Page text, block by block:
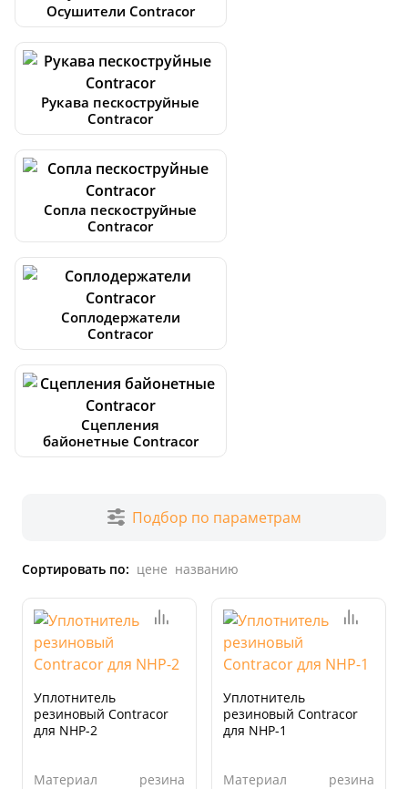
Осушители Contracor
Рукава пескоструйные
Contracor
Сопла пескоструйные
Contracor
Соплодержатели
Contracor
Сцепления
байонетные Contracor
Подбор по параметрам
Сортировать по: цене названию
Уплотнитель
резиновый Contracor
для NHP-2
Материал резина
Уплотнитель
резиновый Contracor
для NHP-1
Материал резина